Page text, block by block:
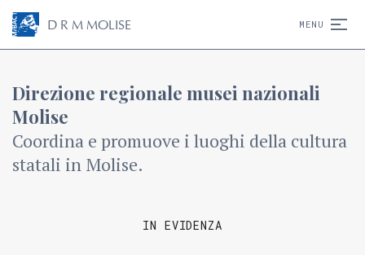
D R M MOLISE MENU
Direzione regionale musei nazionali
Molise
Coordina e promuove i luoghi della cultura
statali in Molise.
IN EVIDENZA